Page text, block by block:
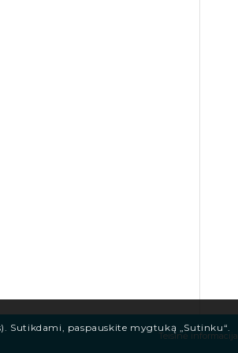
Teisinė informacija
Sutikdami, paspauskite mygtuką „Sutinku“.